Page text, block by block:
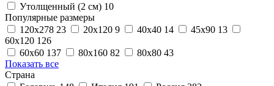
Утолщенный (2 см) 10
Популярные размеры
120x278 23 20x120 9 40x40 14 45x90 13
60x120 126
60x60 137 80x160 82 80x80 43
Показать все
Страна